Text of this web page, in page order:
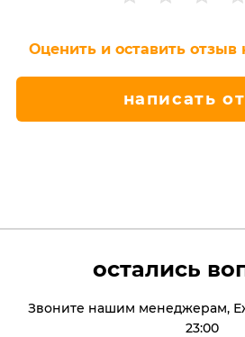
Оценить и оставить отзыв
написать
остались
Звоните нашим менеджерам,
23:00